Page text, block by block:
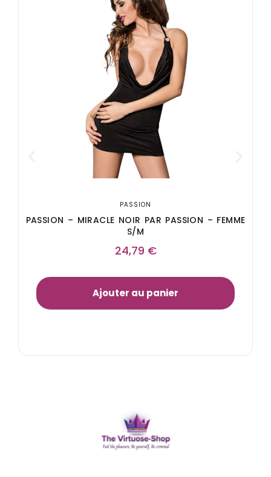
PASSION
PASSION – MIRACLE NOIR PAR PASSION – FEMME
S/M
24,79 €
Ajouter au panier